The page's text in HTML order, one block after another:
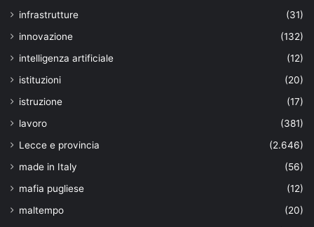
infrastrutture
(31)
innovazione
(132)
intelligenza artificiale
(12)
istituzioni
(20)
istruzione
(17)
lavoro
(381)
Lecce e provincia
(2.646)
made in Italy
(56)
mafia pugliese
(12)
maltempo
(20)